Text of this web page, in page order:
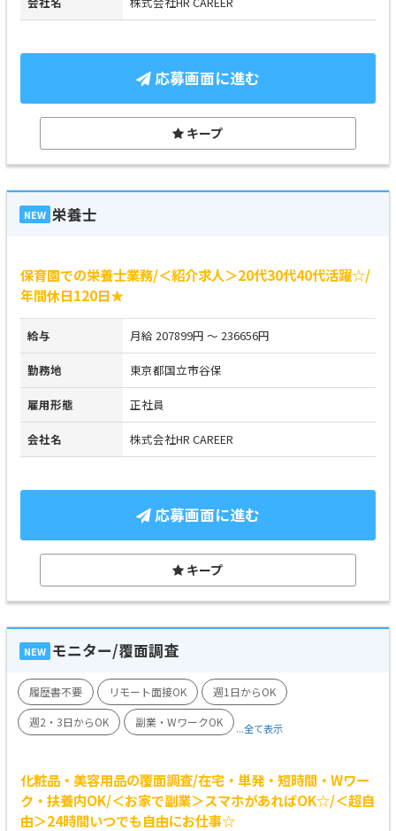
応募画面に進む
キープ
NEW 栄養士
保育園での栄養士業務/＜紹介求人＞20代30代40代活躍☆/
年間休日120日★
給与 月給 207899円 ～ 236656円
勤務地 東京都国立市谷保
雇用形態 正社員
会社名 株式会社HR CAREER
応募画面に進む
キープ
NEW モニター/覆面調査
履歴書不要 リモート面接OK
週1日からOK
週2・3日からOK
副業・WワークOK ...全て表示
化粧品・美容用品の覆面調査/在宅・単発・短時間・Wワー
ク・扶養内OK/＜お家で副業＞スマホがあればOK☆/＜超自
由＞24時間いつでも自由にお仕事☆